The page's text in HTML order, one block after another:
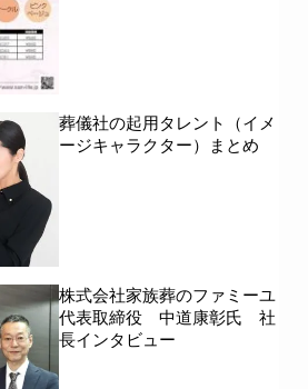
葬儀社の起用タレント（イメ
ージキャラクター）まとめ
株式会社家族葬のファミーユ
代表取締役 中道康彰氏 社
長インタビュー